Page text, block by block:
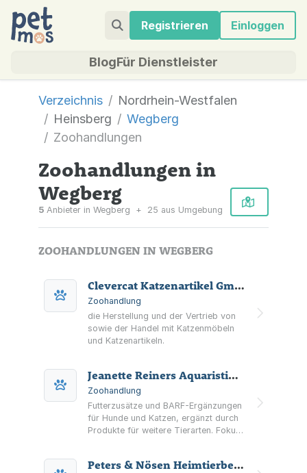
Registrieren Einloggen
BlogFür Dienstleister
Verzeichnis
Nordrhein-Westfalen
Heinsberg
Wegberg
Zoohandlungen
Zoohandlungen in
Wegberg
5 Anbieter in Wegberg + 25 aus Umgebung
ZOOHANDLUNGEN IN WEGBERG
Clevercat Katzenartikel GmbH
Zoohandlung
die Herstellung und der Vertrieb von
sowie der Handel mit Katzenmöbeln
und Katzenartikeln.
Jeanette Reiners Aquaristik und Teichfachhandel
Zoohandlung
Futterzusätze und BARF-Ergänzungen
für Hunde und Katzen, ergänzt durch
Produkte für weitere Tierarten. Fokus
Fütterungshinweise.
Peters & Nösen Heimtierbedarf GmbH